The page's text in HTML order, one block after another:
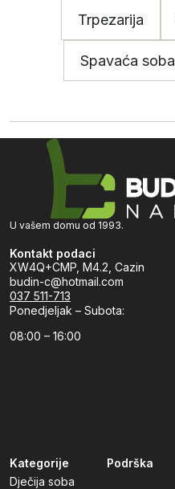
Trpezarija
Spavaća soba
U vašem domu od 1993.
Kontakt podaci
XW4Q+CMP, M4.2, Cazin
budin-c@hotmail.com
037 511-713
Ponedjeljak – Subota:
08:00 – 16:00
Kategorije
Dječija soba
Podrška